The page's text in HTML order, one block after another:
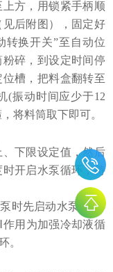
方，用锁紧手柄顺
后附图），固定好
转换开关”至自动位
碎，到设定时间停
槽，把料盒翻转至
(振动时间应少于12
将料筒取下即可。
下限设定值，然后
开启水泵循环，待
时先启动水泵Ⅰ，再
作用为加强冷却液循
。